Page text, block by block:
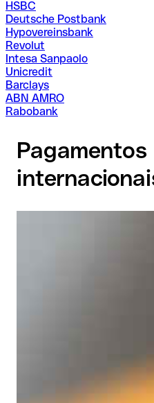
HSBC
Deutsche Postbank
Hypovereinsbank
Revolut
Intesa Sanpaolo
Unicredit
Barclays
ABN AMRO
Rabobank
Pagamentos